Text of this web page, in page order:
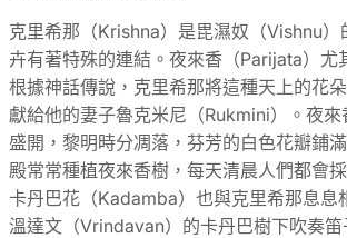
克里希那（Krishna）是毘濕奴（Vishnu）
卉有著特殊的連結。夜來香（Parijata）尤
根據神話傳說，克里希那將這種天上的花
獻給他的妻子魯克米尼（Rukmini）。夜
盛開，黎明時分凋落，芬芳的白色花瓣鋪
殿常常種植夜來香樹，每天清晨人們都會
卡丹巴花（Kadamba）也與克里希那息息
溫達文（Vrindavan）的卡丹巴樹下吹奏